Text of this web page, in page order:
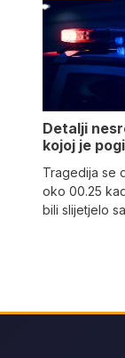
Detalji
kojoj je
Tragedija se
oko 00.25
bili slijetjelo